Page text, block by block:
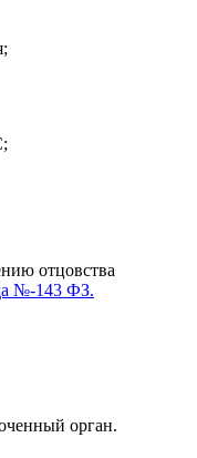
отцовства
№-143 ФЗ.
орган.